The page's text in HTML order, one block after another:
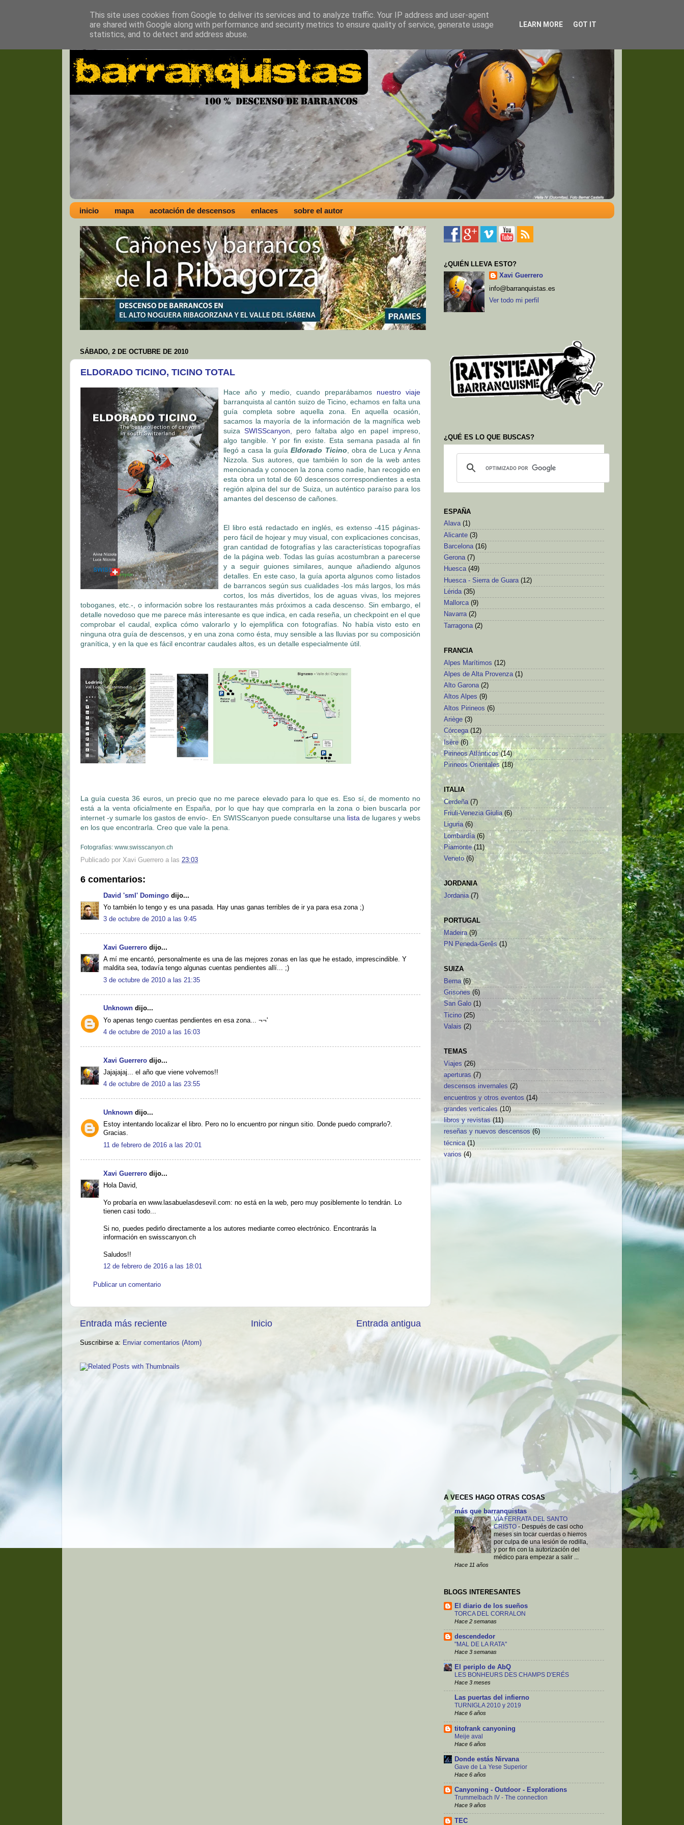
inicio mapa acotación de descensos enlaces sobre el autor
SÁBADO, 2 DE OCTUBRE DE 2010
ELDORADO TICINO, TICINO TOTAL
Hace año y medio, cuando preparábamos nuestro viaje
barranquista al cantón suizo de Ticino, echamos en falta una
guía completa sobre aquella zona. En aquella ocasión,
sacamos la mayoría de la información de la magnífica web
suiza SWISScanyon , pero faltaba algo en papel impreso,
algo tangible. Y por fin existe. Esta semana pasada al fin
llegó a casa la guíaEldorado Ticino , obra de Luca y Anna
Nizzola. Sus autores, que también lo son de la web antes
mencionada y conocen la zona como nadie, han recogido en
esta obra un total de 60 descensos correspondientes a esta
región alpina del sur de Suiza, un auténtico paraíso para los
amantes del descenso de cañones.
El libro está redactado en inglés, es extenso -415 páginas-
pero fácil de hojear y muy visual, con explicaciones concisas,
gran cantidad de fotografías y las características topografías
de la página web. Todas las guías acostumbran a parecerse
y a seguir guiones similares, aunque añadiendo algunos
detalles. En este caso, la guía aporta algunos como listados
de barrancos según sus cualidades -los más largos, los más
cortos, los más divertidos, los de aguas vivas, los mejores
toboganes, etc.-, o información sobre los restaurantes más próximos a cada descenso. Sin embargo, el
detalle novedoso que me parece más interesante es que indica, en cada reseña, un checkpoint en el que
comprobar el caudal, explica cómo valorarlo y lo ejemplifica con fotografías. No había visto esto en
ninguna otra guía de descensos, y en una zona como ésta, muy sensible a las lluvias por su composición
granítica, y en la que es fácil encontrar caudales altos, es un detalle especialmente útil.
La guía cuesta 36 euros, un precio que no me parece elevado para lo que es. Eso sí, de momento no
está a la venta oficialmente en España, por lo que hay que comprarla en la zona o bien buscarla por
internet -y sumarle los gastos de envío-. En SWISScanyon puede consultarse una lista de lugares y webs
en los que encontrarla. Creo que vale la pena.
Fotografías: www.swisscanyon.ch
Publicado por Xavi Guerrero a las 23:03
6 comentarios:
David 'sml' Domingo dijo...
Yo también lo tengo y es una pasada. Hay unas ganas terribles de ir ya para esa zona ;)
3 de octubre de 2010 a las 9:45
Xavi Guerrero dijo...
A mí me encantó, personalmente es una de las mejores zonas en las que he estado, imprescindible. Y
maldita sea, todavía tengo algunas cuentas pendientes allí... ;)
3 de octubre de 2010 a las 21:35
Unknown dijo...
Yo apenas tengo cuentas pendientes en esa zona... ¬¬'
4 de octubre de 2010 a las 16:03
Xavi Guerrero dijo...
Jajajajaj... el año que viene volvemos!!
4 de octubre de 2010 a las 23:55
Unknown dijo...
Estoy intentando localizar el libro. Pero no lo encuentro por ningun sitio. Donde puedo comprarlo?.
Gracias.
11 de febrero de 2016 a las 20:01
Xavi Guerrero dijo...
Hola David,
Yo probaría en www.lasabuelasdesevil.com: no está en la web, pero muy posiblemente lo tendrán. Lo
tienen casi todo...
Si no, puedes pedirlo directamente a los autores mediante correo electrónico. Encontrarás la
información en swisscanyon.ch
Saludos!!
12 de febrero de 2016 a las 18:01
Publicar un comentario
Entrada más reciente Entrada antigua
Inicio
Suscribirse a: Enviar comentarios (Atom)
¿QUIÉN LLEVA ESTO?
Xavi Guerrero
info@barranquistas.es
Ver todo mi perfil
¿QUÉ ES LO QUE BUSCAS?
ESPAÑA
Alava (1)
Alicante (3)
Barcelona (16)
Gerona (7)
Huesca (49)
Huesca - Sierra de Guara (12)
Lérida (35)
Mallorca (9)
Navarra (2)
Tarragona (2)
FRANCIA
Alpes Marítimos (12)
Alpes de Alta Provenza (1)
Alto Garona (2)
Altos Alpes (9)
Altos Pirineos (6)
Ariège (3)
Córcega (12)
Isère (6)
Pirineos Atlánticos (14)
Pirineos Orientales (18)
ITALIA
Cerdeña (7)
Friuli-Venezia Giulia (6)
Liguria (6)
Lombardía (6)
Piamonte (11)
Veneto (6)
JORDANIA
Jordania (7)
PORTUGAL
Madeira (9)
PN Peneda-Gerês (1)
SUIZA
Berna (6)
Grisones (6)
San Galo (1)
Ticino (25)
Valais (2)
TEMAS
Viajes (26)
aperturas (7)
descensos invernales (2)
encuentros y otros eventos (14)
grandes verticales (10)
libros y revistas (11)
reseñas y nuevos descensos (6)
técnica (1)
varios (4)
A VECES HAGO OTRAS COSAS
más que barranquistas
VÍA FERRATA DEL SANTO
CRISTO - Después de casi ocho
meses sin tocar cuerdas o hierros
por culpa de una lesión de rodilla,
y por fin con la autorización del
médico para empezar a salir ...
Hace 11 años
BLOGS INTERESANTES
El diario de los sueños
TORCA DEL CORRALON
Hace 2 semanas
descendedor
"MAL DE LA RATA"
Hace 3 semanas
El periplo de AbQ
LES BONHEURS DES CHAMPS D'ERÉS
Hace 3 meses
Las puertas del infierno
TURNIGLA 2010 y 2019
Hace 6 años
titofrank canyoning
Meije aval
Hace 6 años
Donde estás Nirvana
Gave de La Yese Superior
Hace 6 años
Canyoning - Outdoor - Explorations
Trummelbach IV - The connection
Hace 9 años
TEC
This site uses cookies from Google to deliver its services and to analyze traffic. Your IP address and user-agent
are shared with Google along with performance and security metrics to ensure quality of service, generate usage
statistics, and to detect and address abuse.
LEARN MORE GOT IT